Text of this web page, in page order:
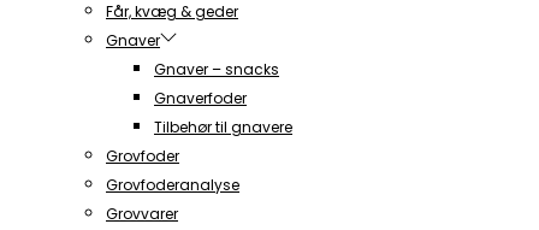
Får, kvæg & geder
Gnaver
Gnaver – snacks
Gnaverfoder
Tilbehør til gnavere
Grovfoder
Grovfoderanalyse
Grovvarer